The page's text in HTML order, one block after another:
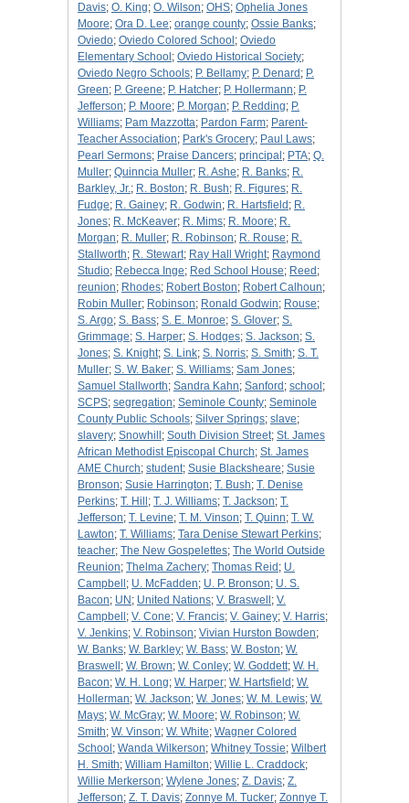
Davis; O. King; O. Wilson; OHS; Ophelia Jones
Moore; Ora D. Lee; orange county; Ossie Banks;
Oviedo; Oviedo Colored School ; Oviedo
Elementary School ; Oviedo Historical Society;
Oviedo Negro Schools; P. Bellamy; P. Denard ; P.
Green; P. Greene; P. Hatcher; P. Hollermann; P.
Jefferson; P. Moore; P. Morgan; P. Redding; P.
Williams; Pam Mazzotta; Pardon Farm; Parent-
Teacher Association; Park's Grocery; Paul Laws;
Pearl Sermons; Praise Dancers; principal ; PTA; Q.
Muller; Quinncia Muller; R. Ashe; R. Banks; R.
Barkley, Jr.; R. Boston; R. Bush; R. Figures; R.
Fudge; R. Gainey; R. Godwin; R. Hartsfield ; R.
Jones; R. McKeaver; R. Mims; R. Moore; R.
Morgan; R. Muller; R. Robinson; R. Rouse; R.
Stallworth; R. Stewart; Ray Hall Wright; Raymond
Studio; Rebecca Inge; Red School House; Reed ;
reunion; Rhodes; Robert Boston; Robert Calhoun;
Robin Muller; Robinson; Ronald Godwin; Rouse;
S. Argo; S. Bass; S. E. Monroe; S. Glover; S.
Grimmage; S. Harper; S. Hodges; S. Jackson; S.
Jones; S. Knight; S. Link; S. Norris; S. Smith; S. T.
Muller; S. W. Baker; S. Williams; Sam Jones;
Samuel Stallworth; Sandra Kahn; Sanford ; school ;
SCPS; segregation; Seminole County; Seminole
County Public Schools; Silver Springs; slave;
slavery; Snowhill ; South Division Street; St. James
African Methodist Episcopal Church; St. James
AME Church; student; Susie Blacksheare; Susie
Bronson; Susie Harrington; T. Bush; T. Denise
Perkins; T. Hill ; T. J. Williams; T. Jackson; T.
Jefferson; T. Levine; T. M. Vinson; T. Quinn; T. W.
Lawton; T. Williams; Tara Denise Stewart Perkins;
teacher; The New Gospelettes; The World Outside
Reunion; Thelma Zachery; Thomas Reid ; U.
Campbell ; U. McFadden; U. P. Bronson; U. S.
Bacon; UN ; United Nations; V. Braswell ; V.
Campbell ; V. Cone; V. Francis; V. Gainey; V. Harris;
V. Jenkins; V. Robinson; Vivian Hurston Bowden;
W. Banks; W. Barkley; W. Bass; W. Boston; W.
Braswell ; W. Brown; W. Conley; W. Goddett; W. H.
Bacon; W. H. Long; W. Harper; W. Hartsfield ; W.
Hollerman; W. Jackson; W. Jones; W. M. Lewis; W.
Mays; W. McGray; W. Moore; W. Robinson; W.
Smith; W. Vinson; W. White; Wagner Colored
School ; Wanda Wilkerson; Whitney Tossie; Wilbert
H. Smith; William Hamilton; Willie L. Craddock;
Willie Merkerson; Wylene Jones; Z. Davis; Z.
Jefferson; Z. T. Davis; Zonnye M. Tucker; Zonnye T.